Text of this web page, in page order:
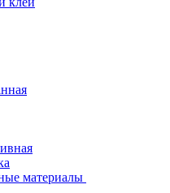
материалы